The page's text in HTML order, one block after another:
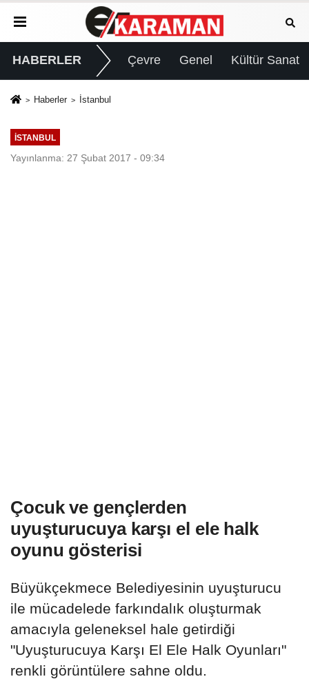
HABERLER Çevre Genel Kültür Sanat
Haberler İstanbul
İSTANBUL
Yayınlanma: 27 Şubat 2017 - 09:34
Çocuk ve gençlerden
uyuşturucuya karşı el ele halk
oyunu gösterisi
Büyükçekmece Belediyesinin uyuşturucu
ile mücadelede farkındalık oluşturmak
amacıyla geleneksel hale getirdiği
"Uyuşturucuya Karşı El Ele Halk Oyunları"
renkli görüntülere sahne oldu.